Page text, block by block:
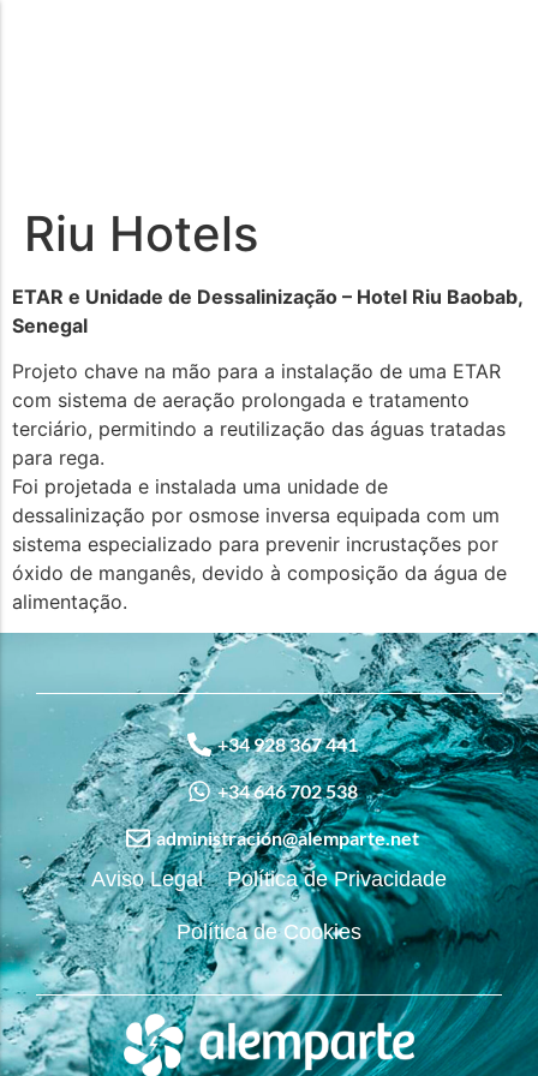
Riu Hotels
ETAR e Unidade de Dessalinização – Hotel Riu Baobab,
Senegal
Projeto chave na mão para a instalação de uma ETAR
com sistema de aeração prolongada e tratamento
terciário, permitindo a reutilização das águas tratadas
para rega.
Foi projetada e instalada uma unidade de
dessalinização por osmose inversa equipada com um
sistema especializado para prevenir incrustações por
óxido de manganês, devido à composição da água de
alimentação.
+34 928 367 441
+34 646 702 538
administración@alemparte.net
Aviso Legal Política de Privacidade
Política de Cookies